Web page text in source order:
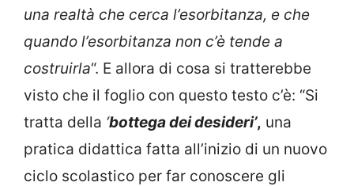
una realtà che cerca l’esorbitanza, e che
quando l’esorbitanza non c’è tende a
costruirla“. E allora di cosa si tratterebbe
visto che il foglio con questo testo c’è: “Si
tratta della ‘bottega dei desideri’, una
pratica didattica fatta all’inizio di un nuovo
ciclo scolastico per far conoscere gli